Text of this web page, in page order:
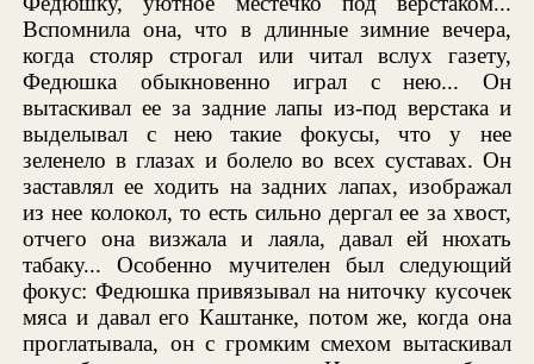
Вспомнила она, что в длинные зимние вечера,
когда столяр строгал или читал вслух газету,
Федюшка обыкновенно играл с нею... Он
вытаскивал ее за задние лапы из-под верстака и
выделывал с нею такие фокусы, что у нее
зеленело в глазах и болело во всех суставах. Он
заставлял ее ходить на задних лапах, изображал
из нее колокол, то есть сильно дергал ее за хвост,
отчего она визжала и лаяла, давал ей нюхать
табаку... Особенно мучителен был следующий
фокус: Федюшка привязывал на ниточку кусочек
мяса и давал его Каштанке, потом же, когда она
проглатывала, он с громким смехом вытаскивал